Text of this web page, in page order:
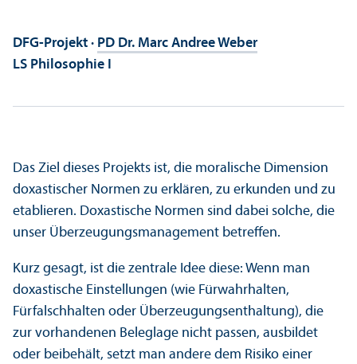
DFG-Projekt · PD Dr. Marc Andree Weber
LS Philosophie I
Das Ziel dieses Projekts ist, die moralische Dimension
doxastischer Normen zu erklären, zu erkunden und zu
etablieren. Doxastische Normen sind dabei solche, die
unser Über­zeugungs­management betreffen.
Kurz gesagt, ist die zentrale Idee diese: Wenn man
doxastische Einstellungen (wie Fürwahrhalten,
Fürfalschhalten oder Über­zeugungs­enthaltung), die
zur vorhandenen Beleglage nicht passen, ausbildet
oder beibehält, setzt man andere dem Risiko einer